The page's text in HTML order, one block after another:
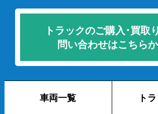
トラックのご購入･買取
問い合わせはこちら
車両一覧 ト